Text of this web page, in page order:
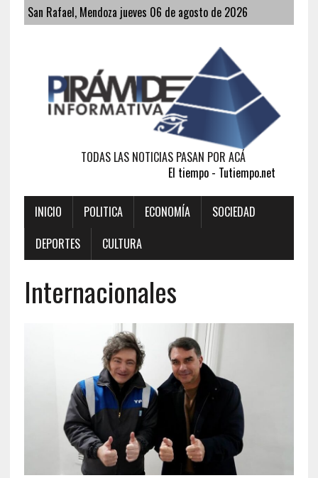
San Rafael, Mendoza jueves 06 de agosto de 2026
TODAS LAS NOTICIAS PASAN POR ACÁ
El tiempo - Tutiempo.net
INICIO POLITICA ECONOMÍA
SOCIEDAD
DEPORTES
CULTURA
Internacionales